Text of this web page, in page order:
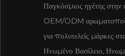
Παγκόσμιος ηγέτης στην
OEM/ODM
για πολυτελείς μάρκες
Ηνωμένο Βασίλειο,